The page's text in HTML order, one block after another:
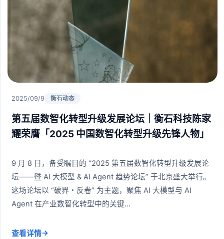
2025/09/9 衡石动态
第五届数智化转型升级发展论坛｜衡石科技陈家
耀荣膺「2025 中国数智化转型升级先锋人物」
9 月 8 日，备受瞩目的 “2025 第五届数智化转型升级发展论
坛——暨 AI 大模型 & AI Agent 趋势论坛” 于北京盛大举行。
这场论坛以 “破界・反卷” 为主题，聚焦 AI 大模型与 AI
Agent 在产业数智化转型中的关键...
查看详情→